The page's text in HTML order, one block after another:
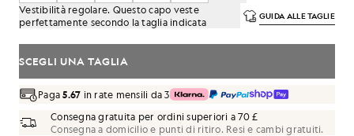
Vestibilità regolare. Questo capo veste
perfettamente secondo la taglia indicata
GUIDA ALLE TAGLIE
SCEGLI UNA TAGLIA
Paga5.67 in rate mensili da 3
Consegna gratuita per ordini superiori a 70 £
Consegna a domicilio e punti di ritiro. Resi e cambi gratuiti.